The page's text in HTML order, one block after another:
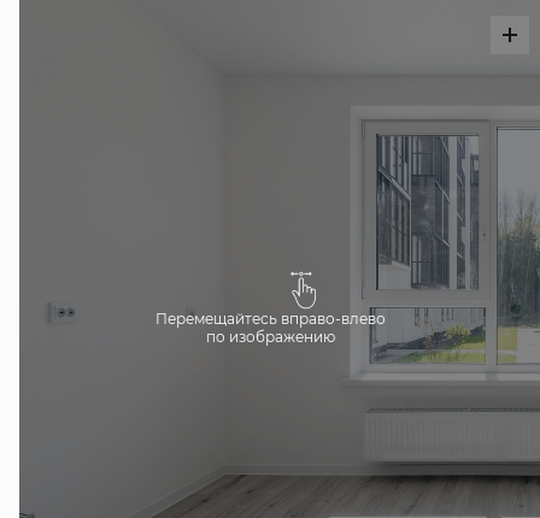
Перемещайтесь вправо-влево
по изображению